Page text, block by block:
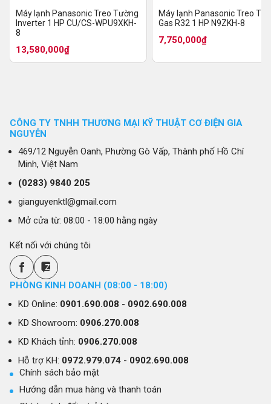
Máy lạnh Panasonic Treo Tường
Inverter 1 HP CU/CS-WPU9XKH-
8
13,580,000₫
Máy lạnh Panasonic Treo
Gas R32 1 HP N9ZKH-8
7,750,000₫
CÔNG TY TNHH THƯƠNG MẠI KỸ THUẬT CƠ ĐIỆN GIA
NGUYỄN
469/12 Nguyễn Oanh, Phường Gò Vấp, Thành phố Hồ Chí
Minh, Việt Nam
(0283) 9840 205
gianguyenktl@gmail.com
Mở cửa từ: 08:00 - 18:00 hằng ngày
Kết nối với chúng tôi
PHÒNG KINH DOANH (08:00 - 18:00)
KD Online: 0901.690.008 - 0902.690.008
KD Showroom: 0906.270.008
KD Khách tỉnh: 0906.270.008
Hỗ trợ KH: 0972.979.074- 0902.690.008
Chính sách bảo mật
Hướng dẫn mua hàng và thanh toán